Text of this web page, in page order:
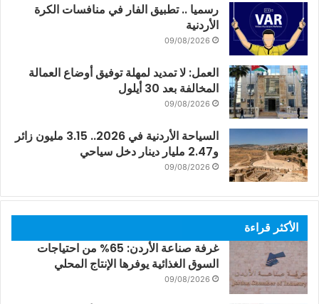
رسميا .. تطبيق الفار في منافسات الكرة
الأردنية
09/08/2026
العمل: لا تمديد لمهلة توفيق أوضاع العمالة
المخالفة بعد 30 أيلول
09/08/2026
السياحة الأردنية في 2026.. 3.15 مليون زائر
و2.47 مليار دينار دخل سياحي
09/08/2026
الأكثر قراءة
غرفة صناعة الأردن: 65% من احتياجات
السوق الغذائية يوفرها الإنتاج المحلي
09/08/2026